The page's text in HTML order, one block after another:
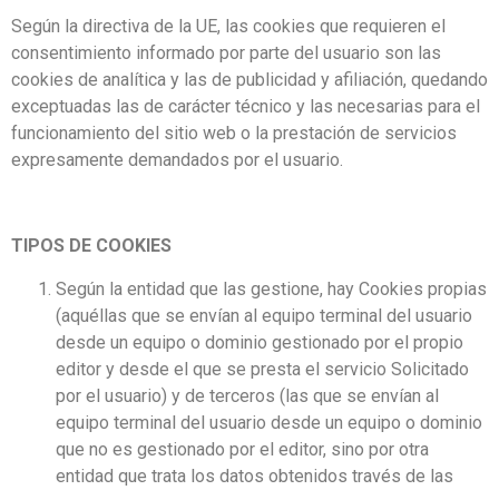
Según la directiva de la UE, las cookies que requieren el
consentimiento informado por parte del usuario son las
cookies de analítica y las de publicidad y afiliación, quedando
exceptuadas las de carácter técnico y las necesarias para el
funcionamiento del sitio web o la prestación de servicios
expresamente demandados por el usuario.
TIPOS DE COOKIES
Según la entidad que las gestione, hay Cookies propias
(aquéllas que se envían al equipo terminal del usuario
desde un equipo o dominio gestionado por el propio
editor y desde el que se presta el servicio Solicitado
por el usuario) y de terceros (las que se envían al
equipo terminal del usuario desde un equipo o dominio
que no es gestionado por el editor, sino por otra
entidad que trata los datos obtenidos través de las